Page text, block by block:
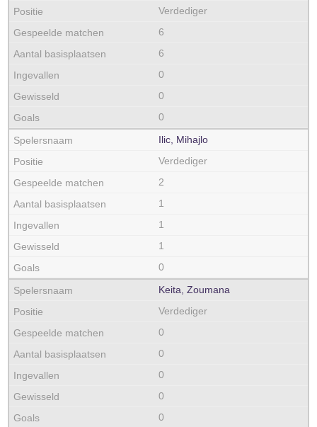
Verdediger
6
6
0
0
0
Ilic, Mihajlo
Verdediger
2
1
1
1
0
Keita, Zoumana
Verdediger
0
0
0
0
0